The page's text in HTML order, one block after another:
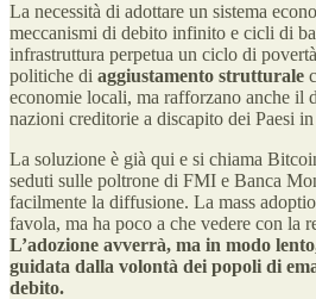
La necessità di adottare un sistema
meccanismi di debito infinito e cicli di
infrastruttura perpetua un ciclo di
politiche di aggiustamento strutturale
economie locali, ma rafforzano anche il
nazioni creditorie a discapito dei Paesi
La soluzione è già qui e si chiama
seduti sulle poltrone di FMI e Banca
facilmente la diffusione. La mass
favola, ma ha poco a che vedere con la
L’adozione avverrà, ma in modo
guidata dalla volontà dei popoli di
debito.